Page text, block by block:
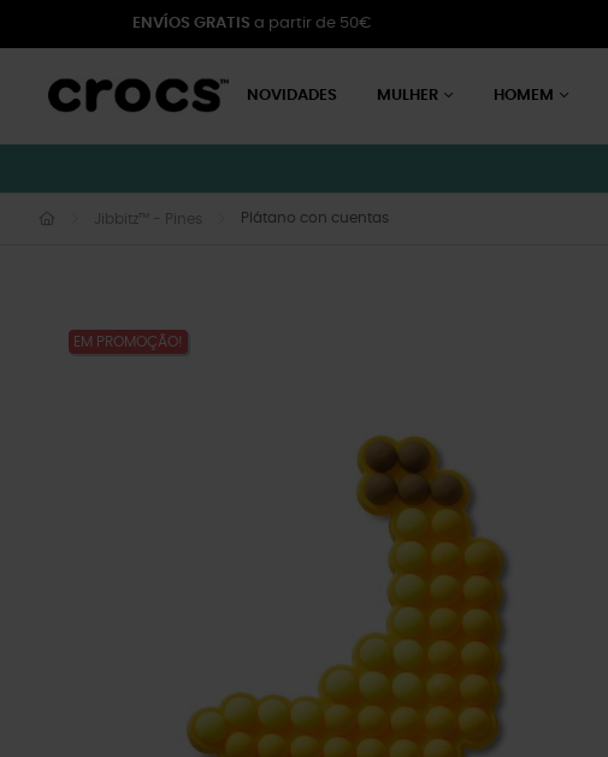
ENVÍOS GRATIS a partir de 50€
NOVIDADES MULHER HOMEM
Jibbitz™ - Pines Plátano con cuentas
EM PROMOÇÃO!